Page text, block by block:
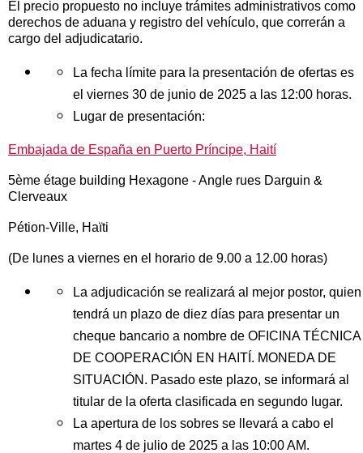
El precio propuesto no incluye trámites administrativos como
derechos de aduana y registro del vehículo, que correrán a
cargo del adjudicatario.
La fecha límite para la presentación de ofertas es
el viernes 30 de junio de 2025 a las 12:00 horas.
Lugar de presentación:
Embajada de España en Puerto Príncipe, Haití
5ème étage building Hexagone - Angle rues Darguin &
Clerveaux
Pétion-Ville, Haïti
(De lunes a viernes en el horario de 9.00 a 12.00 horas)
La adjudicación se realizará al mejor postor, quien
tendrá un plazo de diez días para presentar un
cheque bancario a nombre de OFICINA TÉCNICA
DE COOPERACIÓN EN HAITÍ. MONEDA DE
SITUACIÓN. Pasado este plazo, se informará al
titular de la oferta clasificada en segundo lugar.
La apertura de los sobres se llevará a cabo el
martes 4 de julio de 2025 a las 10:00 AM.